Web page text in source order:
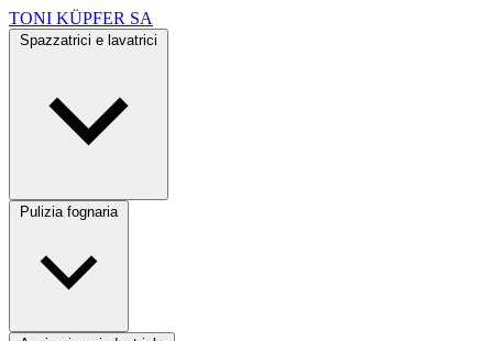
TONI KÜPFER SA
Pulizia fognaria